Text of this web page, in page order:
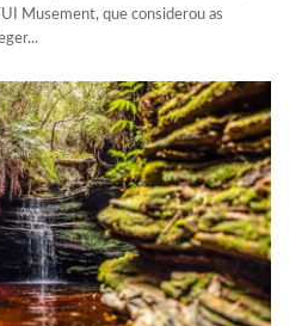
Musement, que considerou as